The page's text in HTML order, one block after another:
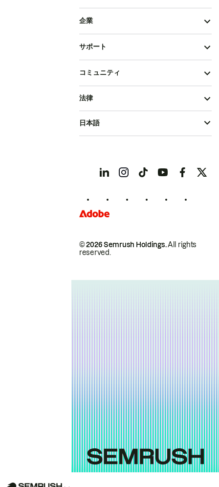
企業
サポート
コミュニティ
© 2026 Semrush Holdings.All rights
reserved.
法律
日本語